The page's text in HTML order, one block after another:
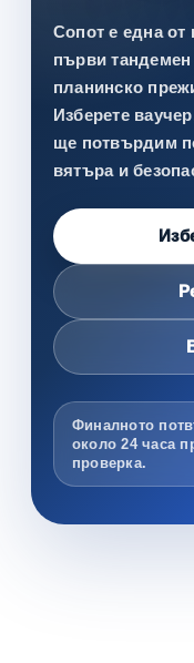
Сопот е една от
първи
планинско
Изберете
ще потвърдим
вятъра и
Финалното
около 24 часа
проверка.